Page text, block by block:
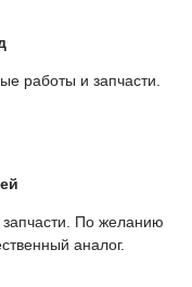
работы и запчасти.
По желанию
аналог.